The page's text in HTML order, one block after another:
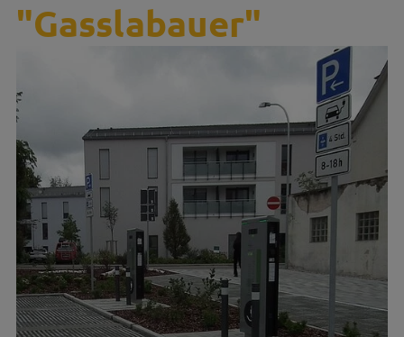
"Gasslabauer"